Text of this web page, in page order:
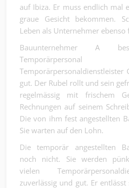
auf Ibiza. Er muss endlich mal
graue Gesicht bekommen.
Leben als Unternehmer ebenso
Bauunternehmer A
Temporärpersonaldienstleister
gut. Der Rubel rollt und sein
regelmässig mit frischem
Rechnungen auf seinem
Die von ihm fest angestellten
Sie warten auf den Lohn.
Die temporär angestellten
noch nicht. Sie werden
vielen
zuverlässig und gut. Er